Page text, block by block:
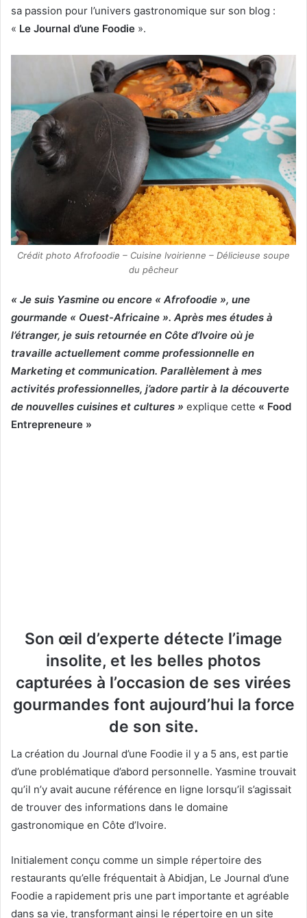
sa passion pour l’univers gastronomique sur son blog :
« Le Journal d’une Foodie ».
Crédit photo Afrofoodie – Cuisine Ivoirienne – Délicieuse soupe
du pêcheur
« Je suis Yasmine ou encore « Afrofoodie », une
gourmande « Ouest-Africaine ». Après mes études à
l’étranger, je suis retournée en Côte d’Ivoire où je
travaille actuellement comme professionnelle en
Marketing et communication. Parallèlement à mes
activités professionnelles, j’adore partir à la découverte
de nouvelles cuisines et cultures » explique cette « Food
Entrepreneure »
Son œil d’experte détecte l’image
insolite, et les belles photos
capturées à l’occasion de ses virées
gourmandes font aujourd’hui la force
de son site.
La création du Journal d’une Foodie il y a 5 ans, est partie
d’une problématique d’abord personnelle. Yasmine trouvait
qu’il n’y avait aucune référence en ligne lorsqu’il s’agissait
de trouver des informations dans le domaine
gastronomique en Côte d’Ivoire.
Initialement conçu comme un simple répertoire des
restaurants qu’elle fréquentait à Abidjan, Le Journal d’une
Foodie a rapidement pris une part importante et agréable
dans sa vie, transformant ainsi le répertoire en un site